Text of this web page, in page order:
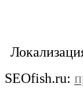
SEOfish.ru: